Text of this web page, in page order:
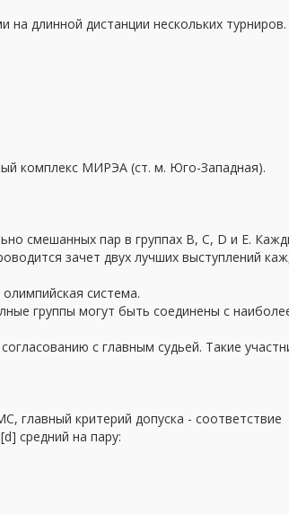
длинной дистанции нескольких турниров.
комплекс МИРЭА (ст. м. Юго-Западная).
смешанных пар в группах В, С, D и E.
зачет двух лучших выступлений
система.
группы могут быть соединены с
с главным судьей. Такие
главный критерий допуска - соответствие
средний на пару: